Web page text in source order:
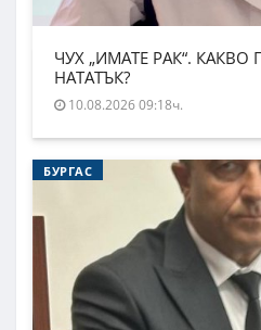
ЧУХ „ИМАТЕ РАК“. КАКВО
НАТАТЪК?
10.08.2026 09:18ч.
БУРГАС